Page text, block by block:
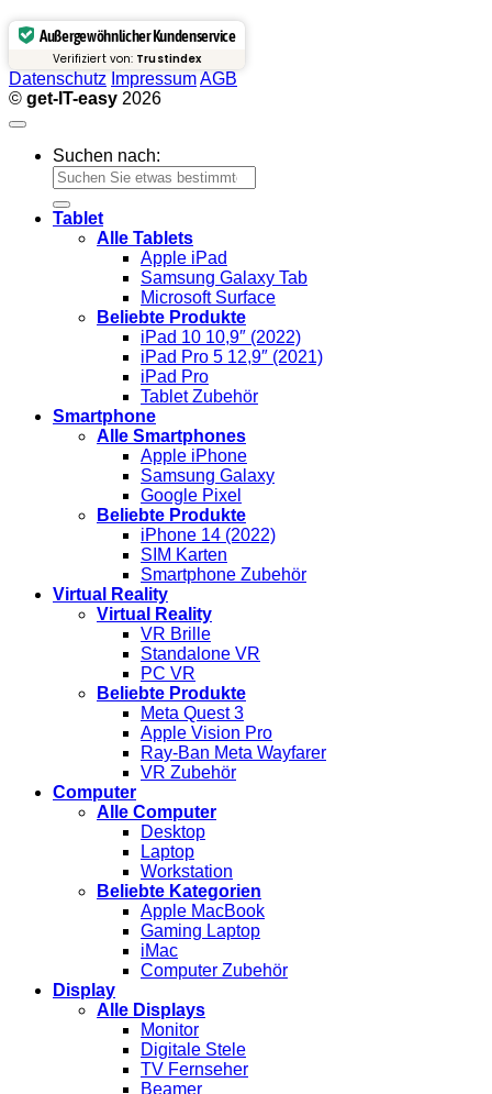
Außergewöhnlicher Kundenservice
Verifiziert von: Trustindex
Datenschutz ImpressumAGB
© get-IT-easy 2026
Suchen nach:
Tablet
Alle Tablets
Apple iPad
Samsung Galaxy Tab
Microsoft Surface
Beliebte Produkte
iPad 10 10,9″ (2022)
iPad Pro 5 12,9″ (2021)
iPad Pro
Tablet Zubehör
Smartphone
Alle Smartphones
Apple iPhone
Samsung Galaxy
Google Pixel
Beliebte Produkte
iPhone 14 (2022)
SIM Karten
Smartphone Zubehör
Virtual Reality
Virtual Reality
VR Brille
Standalone VR
PC VR
Beliebte Produkte
Meta Quest 3
Apple Vision Pro
Ray-Ban Meta Wayfarer
VR Zubehör
Computer
Alle Computer
Desktop
Laptop
Workstation
Beliebte Kategorien
Apple MacBook
Gaming Laptop
iMac
Computer Zubehör
Display
Alle Displays
Monitor
Digitale Stele
TV Fernseher
Beamer